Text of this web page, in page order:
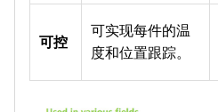
可控
可实现每件的温
度和位置跟踪。